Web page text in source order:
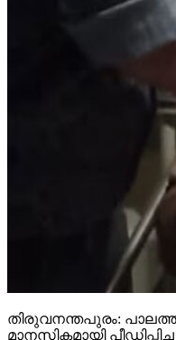
തിരുവനന്തപുരം:
മാനസികമായി